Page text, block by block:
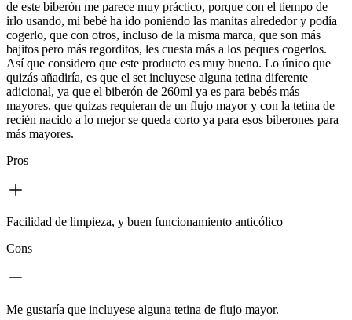
de este biberón me parece muy práctico, porque con el tiempo de
irlo usando, mi bebé ha ido poniendo las manitas alrededor y podía
cogerlo, que con otros, incluso de la misma marca, que son más
bajitos pero más regorditos, les cuesta más a los peques cogerlos.
Así que considero que este producto es muy bueno. Lo único que
quizás añadiría, es que el set incluyese alguna tetina diferente
adicional, ya que el biberón de 260ml ya es para bebés más
mayores, que quizas requieran de un flujo mayor y con la tetina de
recién nacido a lo mejor se queda corto ya para esos biberones para
más mayores.
Pros
Facilidad de limpieza, y buen funcionamiento anticólico
Cons
Me gustaría que incluyese alguna tetina de flujo mayor.